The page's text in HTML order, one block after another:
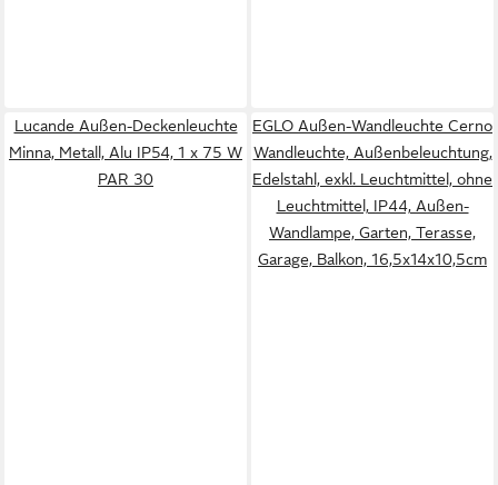
Lucande Außen-Deckenleuchte
Minna, Metall, Alu IP54, 1 x 75 W
PAR 30
EGLO Außen-Wandleuchte Cerno
Wandleuchte, Außenbeleuchtung,
Edelstahl, exkl. Leuchtmittel, ohne
Leuchtmittel, IP44, Außen-
Wandlampe, Garten, Terasse,
Garage, Balkon, 16,5x14x10,5cm